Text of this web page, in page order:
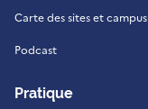
Carte des sites et campus
Podcast
Pratique